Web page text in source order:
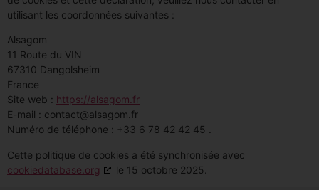
utilisant les coordonnées suivantes :
Alsagom
11 Route du VIN
67310 Dangolsheim
France
Site web : https://alsagom.fr
E-mail : contact@alsagom.fr
Numéro de téléphone : +33 6 78 42 42 45 .
Cette politique de cookies a été synchronisée avec
cookiedatabase.org
le 15 octobre 2025.